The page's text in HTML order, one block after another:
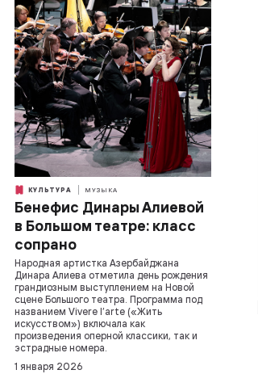
КУЛЬТУРА МУЗЫКА
Бенефис Динары Алиевой
в Большом театре: класс
сопрано
Народная артистка Азербайджана
Динара Алиева отметила день рождения
грандиозным выступлением на Новой
сцене Большого театра. Программа под
названием Vivere l’arte («Жить
искусством») включала как
произведения оперной классики, так и
эстрадные номера.
1 января 2026